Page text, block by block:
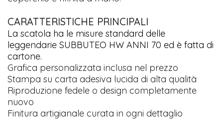
CARATTERISTICHE PRINCIPALI
La scatola ha le misure standard delle
leggendarie SUBBUTEO HW ANNI 70 ed è fatta di
cartone.
Grafica personalizzata inclusa nel prezzo
Stampa su carta adesiva lucida di alta qualità
Riproduzione fedele o design completamente
nuovo
Finitura artigianale curata in ogni dettaglio